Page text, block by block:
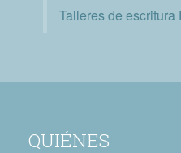
Talleres de escritura
QUIÉNES